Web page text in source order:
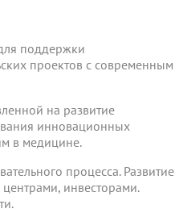
поддержки
проектов с современным
на развитие
инновационных
в медицине.
процесса. Развитие
инвесторами.